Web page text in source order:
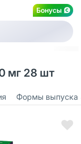
Бонусы
мг 28 шт
Формы выпуска